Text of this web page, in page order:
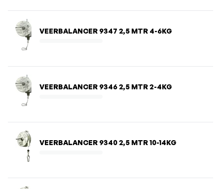
VEERBALANCER 9347 2,5 MTR 4-6KG
VEERBALANCER 9346 2,5 MTR 2-4KG
VEERBALANCER 9340 2,5 MTR 10-14KG